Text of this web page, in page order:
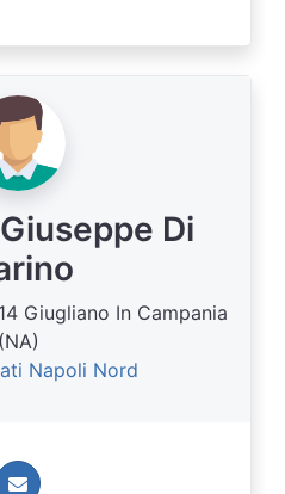
Di
Giugliano In Campania
(NA)
Napoli Nord